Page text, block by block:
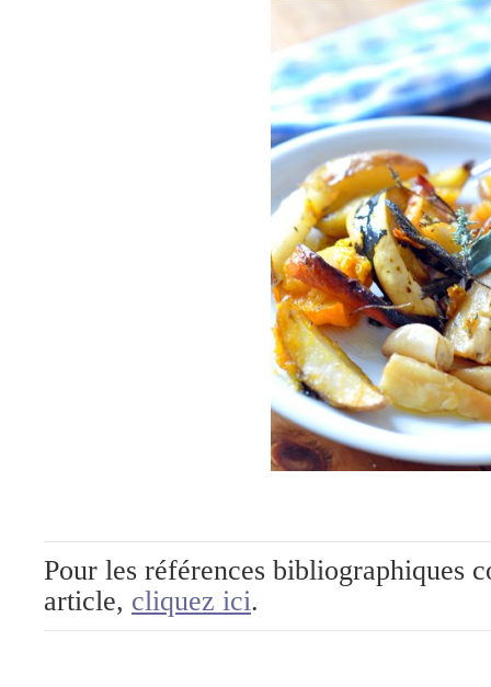
Pour les références bibliographiques
article, cliquez ici.